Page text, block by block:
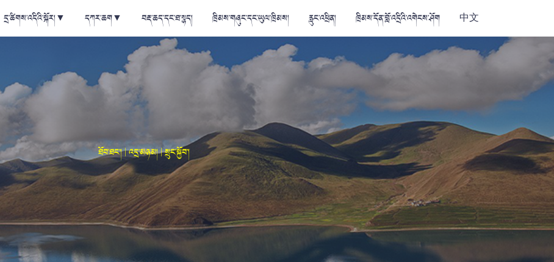
དྲ་ཚིགས་འདིའི་སྐོར།▼ དཀར་ཆག▼ བརྡ་ཆད་དང་ཐ་སྙད། ཁྲིམས་གཞུང་དང་ཡུལ་ཁྲིམས། རླུང་འཕྲིན། ཁྲིམས་དོན་བློ་འདྲིའི་འགེངས་ཤོག 中文
ཐོབ་ཐང་། | འདྲ་མཉམ། | སྲུང་སྐྱོབ་།